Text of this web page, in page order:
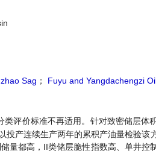
Sag ； Fuyu and Yangdachengzi
评价标准不再适用。针对致密储层体
产连续生产两年的累积产油量检验该
量都高，II类储层脆性指数高、单井控